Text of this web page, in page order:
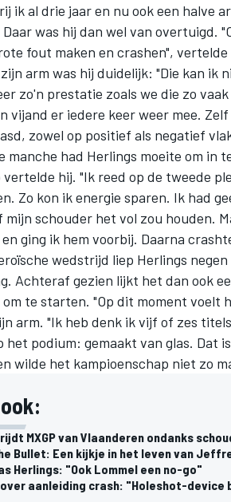
ik al drie jaar en nu ook een halve
was hij dan wel van overtuigd.
fout maken en crashen",
arm was hij duidelijk: "Die kan ik
zo'n prestatie zoals we die zo
vijand er iedere keer weer mee.
zowel op positief als negatief
manche had Herlings moeite om
vertelde hij. "Ik reed op de tweede
Zo kon ik energie sparen. Ik had
mijn schouder het vol zou houden.
ging ik hem voorbij. Daarna
wedstrijd liep Herlings
Achteraf gezien lijkt het dan ook
te starten. "Op dit moment voelt
arm. "Ik heb denk ik vijf of zes
het podium: gemaakt van glas. Dat
wilde het kampioenschap niet zo
MXGP van Vlaanderen ondanks
Bullet: Een kijkje in het leven van
Herlings: "Ook Lommel een no-go"
over aanleiding crash: "Holeshot-